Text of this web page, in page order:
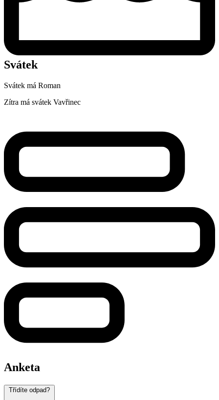
Svátek
Svátek má Roman
Zítra má svátek Vavřinec
Anketa
Třídíte odpad?